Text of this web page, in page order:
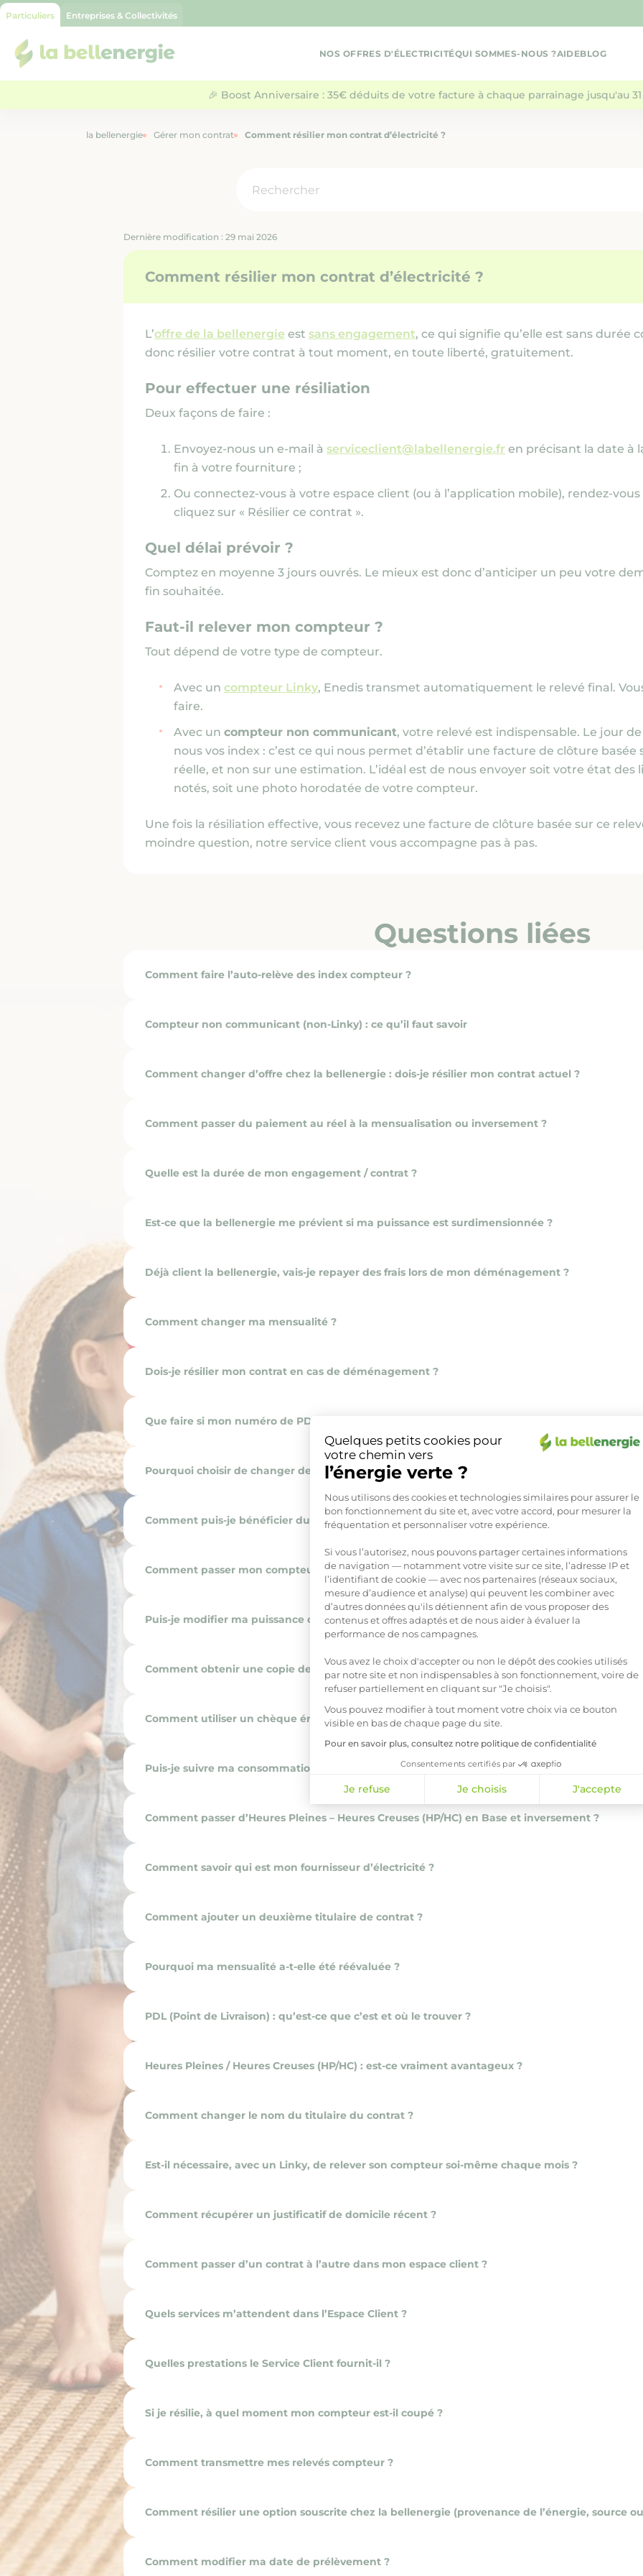
Quelques petits cookies pour
votre chemin vers
l’énergie verte ?
Plateforme de Gestion du
Nous utilisons des cookies et technologies similaires pour assurer le
bon fonctionnement du site et, avec votre accord, pour mesurer la
fréquentation et personnaliser votre expérience.
Si vous l’autorisez, nous pouvons partager certaines informations
de navigation — notamment votre visite sur ce site, l’adresse IP et
l’identifiant de cookie — avec nos partenaires (réseaux sociaux,
mesure d’audience et analyse) qui peuvent les combiner avec
d’autres données qu'ils détiennent afin de vous proposer des
contenus et offres adaptés et de nous aider à évaluer la
performance de nos campagnes.
Vous avez le choix d'accepter ou non le dépôt des cookies utilisés
par notre site et non indispensables à son fonctionnement, voire de
refuser partiellement en cliquant sur "Je choisis".
Vous pouvez modifier à tout moment votre choix via ce bouton
visible en bas de chaque page du site.
Pour en savoir plus, consultez notre politique de confidentialité
Consentements certifiés par
Je refuse Je choisis J'accepte
Axeptio consent
Particuliers Entreprises & Collectivités
la bellenergie
NOS OFFRES D'ÉLECTRICITÉQUI SOMMES-NOUS ?AIDEBLOG
🎉 Boost Anniversaire : 35€ déduits de votre facture à chaque parrainage jusqu'au 31
la bellenergie Gérer mon contrat Comment résilier mon contrat d’électricité ?
Dernière modification : 29 mai 2026
Comment résilier mon contrat d’électricité ?
L’offre de la bellenergie est sans engagement, ce qui signifie qu’elle est sans durée
donc résilier votre contrat à tout moment, en toute liberté, gratuitement.
Pour effectuer une résiliation
Deux façons de faire :
Envoyez-nous un e-mail à serviceclient@labellenergie.fr en précisant la date à
fin à votre fourniture ;
Ou connectez-vous à votre espace client (ou à l’application mobile), rendez-vous
cliquez sur « Résilier ce contrat ».
Quel délai prévoir ?
Comptez en moyenne 3 jours ouvrés. Le mieux est donc d’anticiper un peu votre
fin souhaitée.
Faut-il relever mon compteur ?
Tout dépend de votre type de compteur.
Avec un compteur Linky, Enedis transmet automatiquement le relevé final.
faire.
Avec un compteur non communicant, votre relevé est indispensable. Le jour
nous vos index : c’est ce qui nous permet d’établir une facture de clôture
réelle, et non sur une estimation. L’idéal est de nous envoyer soit votre état des
notés, soit une photo horodatée de votre compteur.
Une fois la résiliation effective, vous recevez une facture de clôture basée sur ce
moindre question, notre service client vous accompagne pas à pas.
Questions liées
Comment faire l’auto-relève des index compteur ?
Compteur non communicant (non-Linky) : ce qu’il faut savoir
Comment changer d’offre chez la bellenergie : dois-je résilier mon contrat actuel ?
Comment passer du paiement au réel à la mensualisation ou inversement ?
Quelle est la durée de mon engagement / contrat ?
Est-ce que la bellenergie me prévient si ma puissance est surdimensionnée ?
Déjà client la bellenergie, vais-je repayer des frais lors de mon déménagement ?
Comment changer ma mensualité ?
Dois-je résilier mon contrat en cas de déménagement ?
Que faire si mon numéro de PDL est associé à la mauvaise adresse ?
Pourquoi choisir de changer de fournisseur d’électricité ?
Comment puis-je bénéficier du Chèque Énergie ?
Comment passer mon compteur en monophasé ou en triphasé ?
Puis-je modifier ma puissance compteur souscrite ?
Comment obtenir une copie de mon contrat ?
Comment utiliser un chèque énergie pour payer ma facture ?
Puis-je suivre ma consommation en temps réel ?
Comment passer d’Heures Pleines – Heures Creuses (HP/HC) en Base et inversement ?
Comment savoir qui est mon fournisseur d’électricité ?
Comment ajouter un deuxième titulaire de contrat ?
Pourquoi ma mensualité a-t-elle été réévaluée ?
PDL (Point de Livraison) : qu’est-ce que c’est et où le trouver ?
Heures Pleines / Heures Creuses (HP/HC) : est-ce vraiment avantageux ?
Comment changer le nom du titulaire du contrat ?
Est-il nécessaire, avec un Linky, de relever son compteur soi-même chaque mois ?
Comment récupérer un justificatif de domicile récent ?
Comment passer d’un contrat à l’autre dans mon espace client ?
Quels services m’attendent dans l’Espace Client ?
Quelles prestations le Service Client fournit-il ?
Si je résilie, à quel moment mon compteur est-il coupé ?
Comment transmettre mes relevés compteur ?
Comment résilier une option souscrite chez la bellenergie (provenance de l’énergie, source
Comment modifier ma date de prélèvement ?